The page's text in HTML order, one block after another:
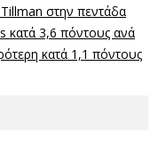
στην πεντάδα
κατά 3,6 πόντους ανά
κατά 1,1 πόντους